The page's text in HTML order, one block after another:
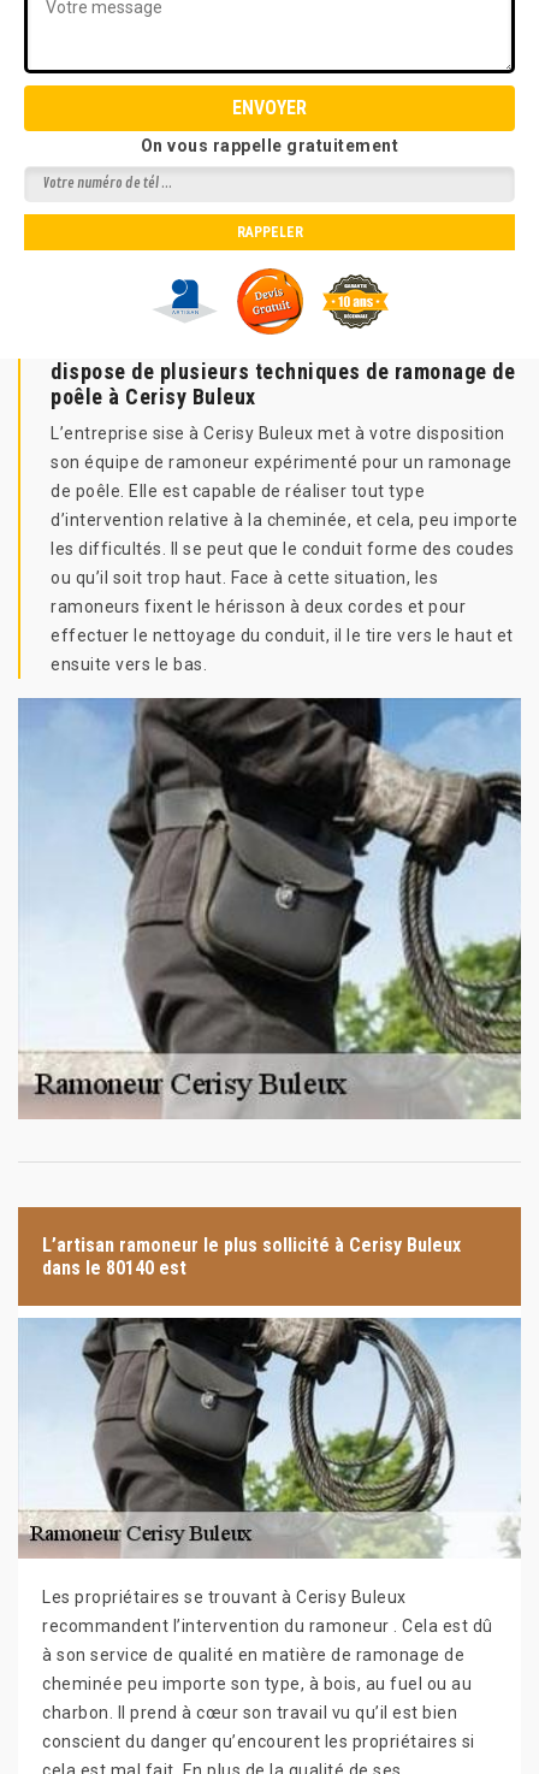
On vous rappelle gratuitement
dispose de plusieurs techniques de ramonage de
poêle à Cerisy Buleux
L’entreprise sise à Cerisy Buleux met à votre disposition
son équipe de ramoneur expérimenté pour un ramonage
de poêle. Elle est capable de réaliser tout type
d’intervention relative à la cheminée, et cela, peu importe
les difficultés. Il se peut que le conduit forme des coudes
ou qu’il soit trop haut. Face à cette situation, les
ramoneurs fixent le hérisson à deux cordes et pour
effectuer le nettoyage du conduit, il le tire vers le haut et
ensuite vers le bas.
L’artisan ramoneur le plus sollicité à Cerisy Buleux
dans le 80140 est
Les propriétaires se trouvant à Cerisy Buleux
recommandent l’intervention du ramoneur . Cela est dû
à son service de qualité en matière de ramonage de
cheminée peu importe son type, à bois, au fuel ou au
charbon. Il prend à cœur son travail vu qu’il est bien
conscient du danger qu’encourent les propriétaires si